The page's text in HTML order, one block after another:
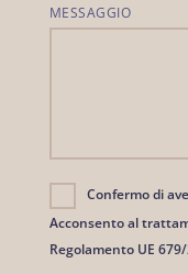
MESSAGGIO
Confermo di
Acconsento al
Regolamento UE